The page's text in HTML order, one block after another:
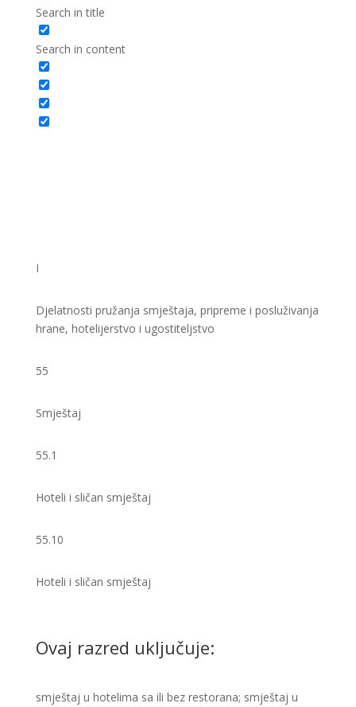
Search in title
Search in content
I
Djelatnosti pružanja smještaja, pripreme i posluživanja
hrane, hotelijerstvo i ugostiteljstvo
55
Smještaj
55.1
Hoteli i sličan smještaj
55.10
Hoteli i sličan smještaj
Ovaj razred uključuje:
smještaj u hotelima sa ili bez restorana; smještaj u